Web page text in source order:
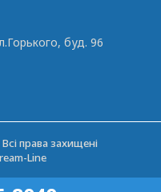
буд. 96
права захищені
Line